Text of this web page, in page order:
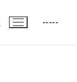
-----